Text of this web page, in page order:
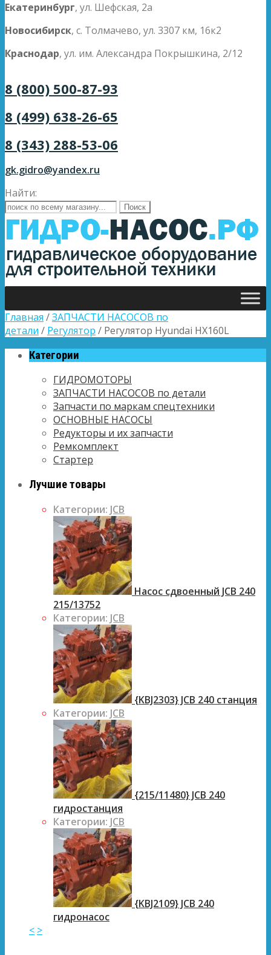
Екатеринбург, ул. Шефская, 2а
Новосибирск, с. Толмачево, ул. 3307 км, 16к2
Краснодар, ул. им. Александра Покрышкина, 2/12
8 (800) 500-87-93
8 (499) 638-26-65
8 (343) 288-53-06
gk.gidro@yandex.ru
Найти:
Главная /ЗАПЧАСТИ НАСОСОВ по
детали / Регулятор / Регулятор Hyundai HX160L
Категории
ГИДРОМОТОРЫ
ЗАПЧАСТИ НАСОСОВ по детали
Запчасти по маркам спецтехники
ОСНОВНЫЕ НАСОСЫ
Редукторы и их запчасти
Ремкомплект
Стартер
Лучшие товары
Категории: JCB
Насос сдвоенный JCB 240
215/13752
Категории: JCB
{KBJ2303} JCB 240 станция
Категории: JCB
{215/11480} JCB 240
гидростанция
Категории: JCB
{KBJ2109} JCB 240
гидронасос
< >